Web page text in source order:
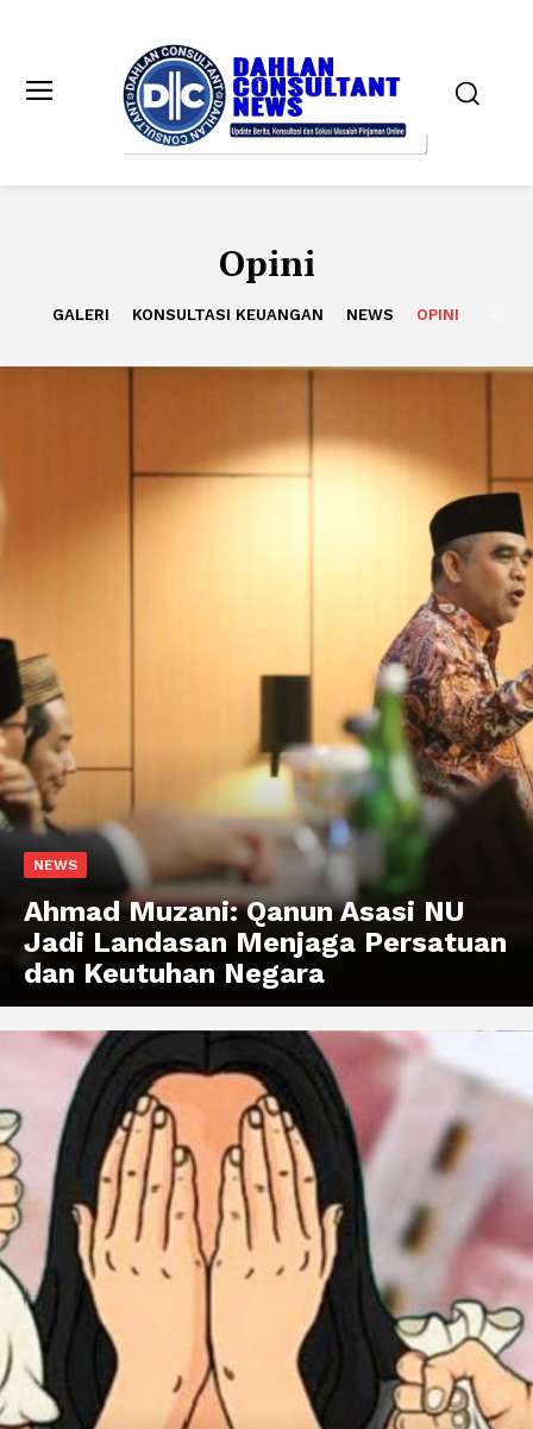
Opini
GALERI KONSULTASI KEUANGAN NEWS OPINI
NEWS
Ahmad Muzani: Qanun Asasi NU
Jadi Landasan Menjaga Persatuan
dan Keutuhan Negara